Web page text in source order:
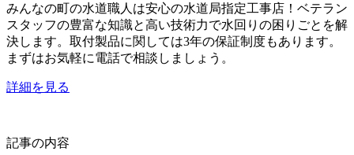
みんなの町の水道職人は安心の水道局指定工事店！ベテラン
スタッフの豊富な知識と高い技術力で水回りの困りごとを解
決します。取付製品に関しては3年の保証制度もあります。
まずはお気軽に電話で相談しましょう。
詳細を見る
記事の内容